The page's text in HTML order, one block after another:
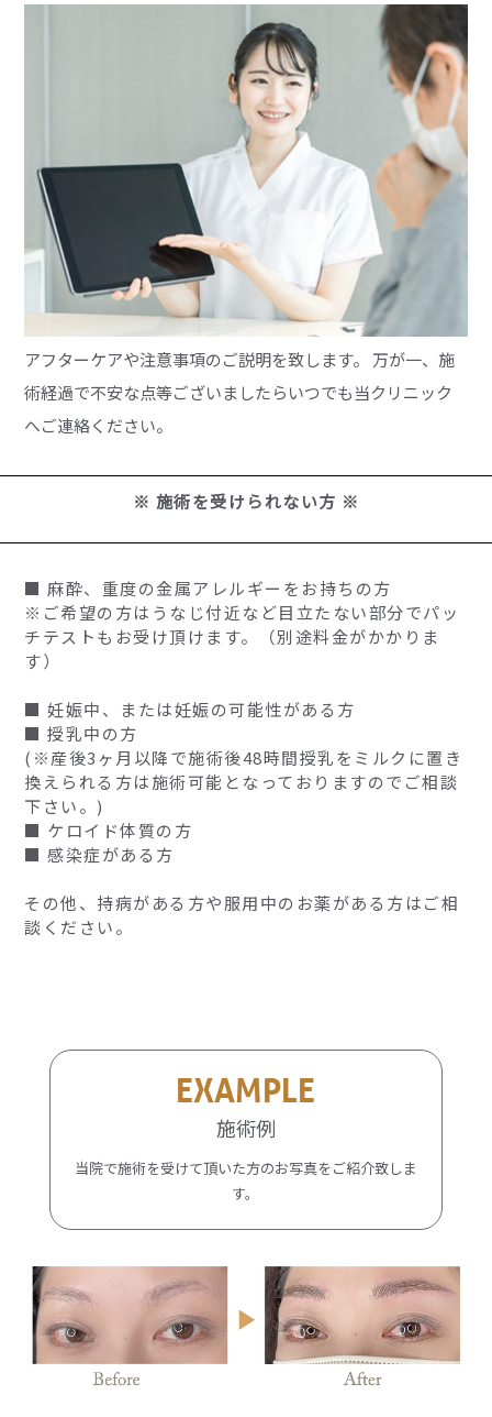
アフターケアや注意事項のご説明を致します。 万が一、施
術経過で不安な点等ございましたらいつでも当クリニック
へご連絡ください。
※ 施術を受けられない方 ※
■ 麻酔、重度の金属アレルギーをお持ちの方
※ご希望の方はうなじ付近など目立たない部分でパッ
チテストもお受け頂けます。（別途料金がかかりま
す）
■ 妊娠中、または妊娠の可能性がある方
■ 授乳中の方
(※産後3ヶ月以降で施術後48時間授乳をミルクに置き
換えられる方は施術可能となっておりますのでご相談
下さい。)
■ ケロイド体質の方
■ 感染症がある方
その他、持病がある方や服用中のお薬がある方はご相
談ください。
EXAMPLE
施術例
当院で施術を受けて頂いた方のお写真をご紹介致しま
す。